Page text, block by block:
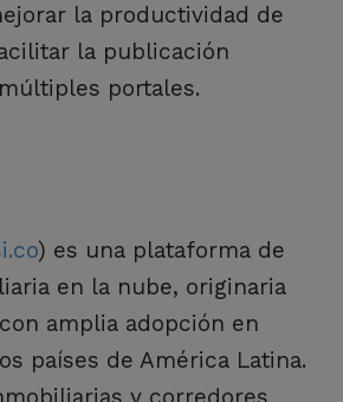
la productividad de
la publicación
portales.
) es una plataforma de
en la nube, originaria
amplia adopción en
países de América Latina.